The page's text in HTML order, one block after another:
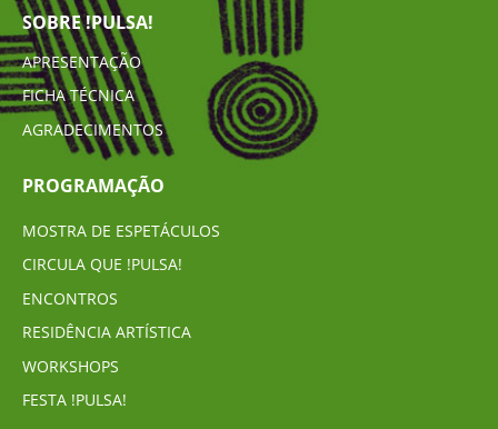
SOBRE !PULSA!
APRESENTAÇÃO
FICHA TÉCNICA
AGRADECIMENTOS
PROGRAMAÇÃO
MOSTRA DE ESPETÁCULOS
CIRCULA QUE !PULSA!
ENCONTROS
RESIDÊNCIA ARTÍSTICA
WORKSHOPS
FESTA !PULSA!